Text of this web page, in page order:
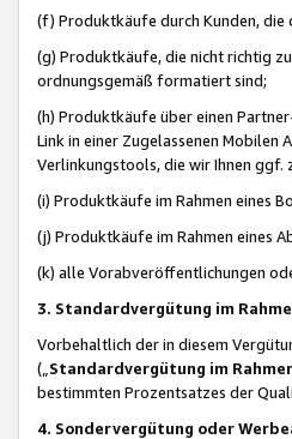
(f) Produktkäufe durch Kunden,
(g) Produktkäufe, die nicht richtig
ordnungsgemäß formatiert sind;
(h) Produktkäufe über einen
Link in einer Zugelassenen Mobilen
Verlinkungstools, die wir Ihnen ggf.
(i) Produktkäufe im Rahmen eines
(j) Produktkäufe im Rahmen eines
(k) alle Vorabveröffentlichungen
3. Standardvergütung im
Vorbehaltlich der in diesem
(„ Standardvergütung im
bestimmten Prozentsatzes der
4. Sondervergütung oder